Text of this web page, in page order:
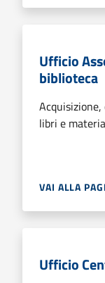
Ufficio
biblioteca
libri e
VAI ALLA
Ufficio